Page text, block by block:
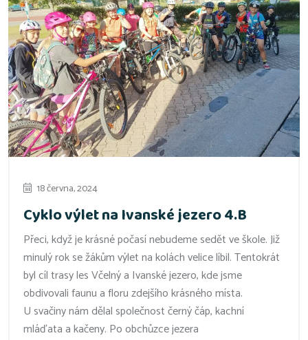
18 června, 2024
Cyklo výlet na Ivanské jezero 4.B
Přeci, když je krásné počasí nebudeme sedět ve škole. Již
minulý rok se žákům výlet na kolách velice líbil. Tentokrát
byl cíl trasy les Včelný a Ivanské jezero, kde jsme
obdivovali faunu a floru zdejšího krásného místa.
U svačiny nám dělal společnost černý čáp, kachní
mláďata a kačeny. Po obchůzce jezera